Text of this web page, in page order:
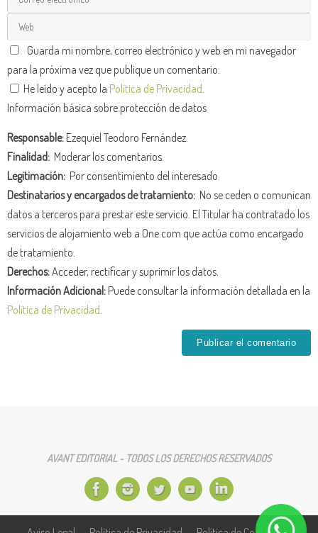
Guarda mi nombre, correo electrónico y web en mi navegador
para la próxima vez que publique un comentario.
He leído y acepto la Política de Privacidad
Información básica sobre protección de datos
Responsable:Ezequiel Teodoro Fernández.
Finalidad: Moderar los comentarios.
Legitimación: Por consentimiento del interesado.
Destinatarios y encargados de tratamiento: No se ceden o comunican
datos a terceros para prestar este servicio. El Titular ha contratado los
servicios de alojamiento web a One.com que actúa como encargado
de tratamiento.
Derechos:Acceder, rectificar y suprimir los datos.
Información Adicional:Puede consultar la información detallada en la
Política de Privacidad
AVANT EDITORIAL - TODOS LOS DERECHOS RESERVADOS